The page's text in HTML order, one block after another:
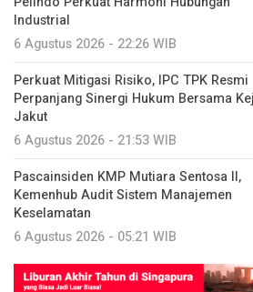
Industrial
6 Agustus 2026 - 22:26 WIB
Perkuat Mitigasi Risiko, IPC TPK Resmi
Perpanjang Sinergi Hukum Bersama
Jakut
6 Agustus 2026 - 21:53 WIB
Pascainsiden KMP Mutiara Sentosa II,
Kemenhub Audit Sistem Manajemen
Keselamatan
6 Agustus 2026 - 05:21 WIB